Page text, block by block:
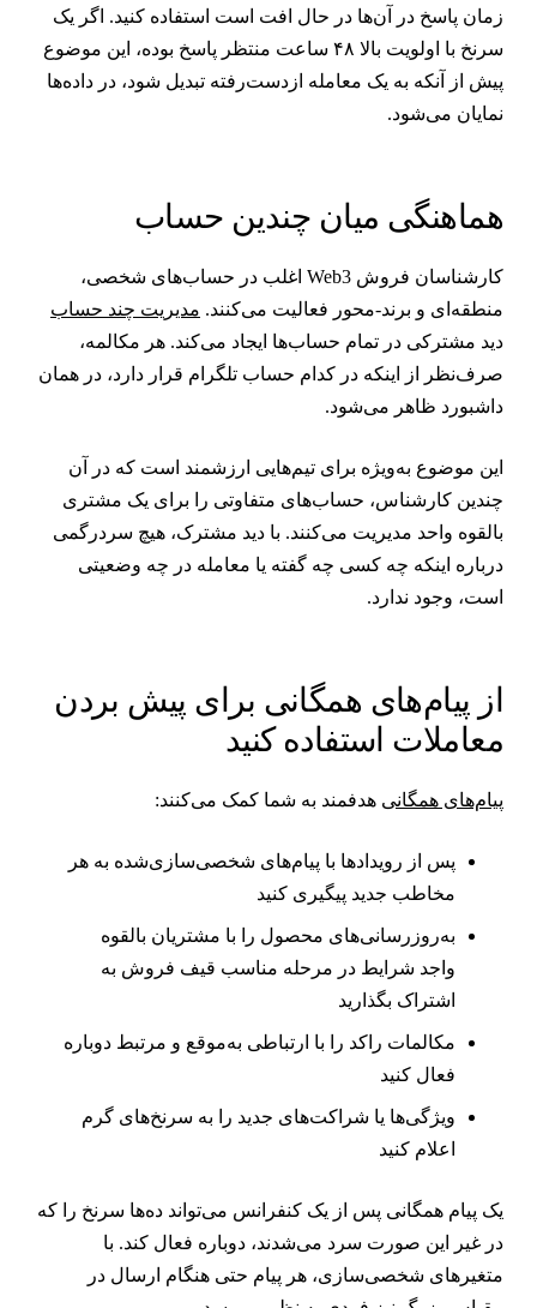
پاسخ در آن‌ها در حال افت است استفاده کنید. اگر یک
سرنخ با اولویت بالا ۴۸ ساعت منتظر پاسخ بوده، این موضوع
از آنکه به یک معامله از‌دست‌رفته تبدیل شود، در داده‌ها
می‌شود.
میان چندین حساب
کارشناسان فروش Web3 اغلب در حساب‌های شخصی،
و برند-محور فعالیت می‌کنند.مدیریت چند حساب
مشترکی در تمام حساب‌ها ایجاد می‌کند. هر مکالمه،
از اینکه در کدام حساب تلگرام قرار دارد، در همان
ظاهر می‌شود.
موضوع به‌ویژه برای تیم‌هایی ارزشمند است که در آن
کارشناس، حساب‌های متفاوتی را برای یک مشتری
واحد مدیریت می‌کنند. با دید مشترک، هیچ سردرگمی
اینکه چه کسی چه گفته یا معامله در چه وضعیتی
وجود ندارد.
پیام‌های همگانی برای پیش بردن
استفاده کنید
همگانیهدفمند به شما کمک می‌کنند:
پس از رویدادها با پیام‌های شخصی‌سازی‌شده به هر
مخاطب جدید پیگیری کنید
به‌روزرسانی‌های محصول را با مشتریان بالقوه
واجد شرایط در مرحله مناسب قیف فروش به
اشتراک بگذارید
مکالمات راکد را با ارتباطی به‌موقع و مرتبط دوباره
فعال کنید
ویژگی‌ها یا شراکت‌های جدید را به سرنخ‌های گرم
اعلام کنید
پیام همگانی پس از یک کنفرانس می‌تواند ده‌ها سرنخ را که
غیر این صورت سرد می‌شدند، دوباره فعال کند. با
شخصی‌سازی، هر پیام حتی هنگام ارسال در